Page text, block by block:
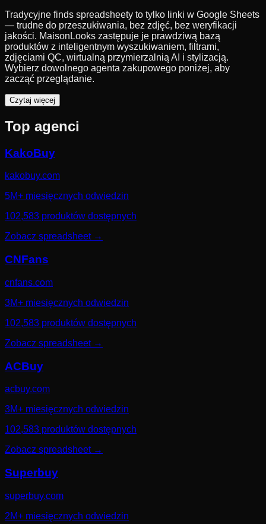
Tradycyjne finds spreadsheety to tylko linki w Google Sheets
— trudne do przeszukiwania, bez zdjęć, bez weryfikacji
jakości. MaisonLooks zastępuje je prawdziwą bazą
produktów z inteligentnym wyszukiwaniem, filtrami,
zdjęciami QC, wirtualną przymierzalnią AI i stylizacją.
Wybierz dowolnego agenta zakupowego poniżej, aby
zacząć przeglądanie.
Czytaj więcej
Top agenci
KakoBuy
kakobuy.com
5M+ miesięcznych odwiedzin
102,583 produktów dostępnych
Zobacz spreadsheet→
CNFans
cnfans.com
3M+ miesięcznych odwiedzin
102,583 produktów dostępnych
Zobacz spreadsheet→
ACBuy
acbuy.com
3M+ miesięcznych odwiedzin
102,583 produktów dostępnych
Zobacz spreadsheet→
Superbuy
superbuy.com
2M+ miesięcznych odwiedzin